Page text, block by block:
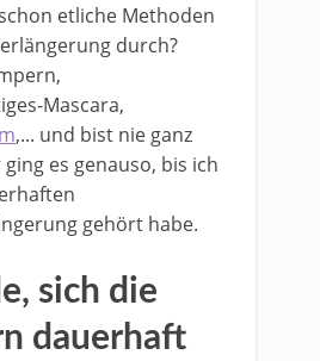
etliche Methoden
durch?
Mascara,
,... und bist nie ganz
es genauso, bis ich
gehört habe.
sich die
dauerhaft